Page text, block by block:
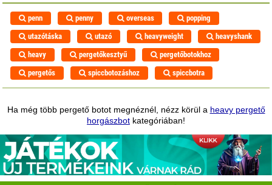
penn penny overseas
popping
utazótáska
utazó heavyweight
heavyshank
heavy
pergetőkesztyű
pergetőbotokhoz
pergetős
spiccbotozáshoz spiccbotra
Ha még több pergető botot megnéznél, nézz körül a heavy pergető
horgászbot kategóriában!